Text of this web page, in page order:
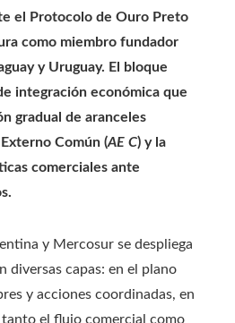
el Protocolo de Ouro Preto
como miembro fundador
y Uruguay. El bloque
integración económica que
gradual de aranceles
Común (AE C) y la
comerciales ante
y Mercosur se despliega
diversas capas: en el plano
y acciones coordinadas, en
el flujo comercial como